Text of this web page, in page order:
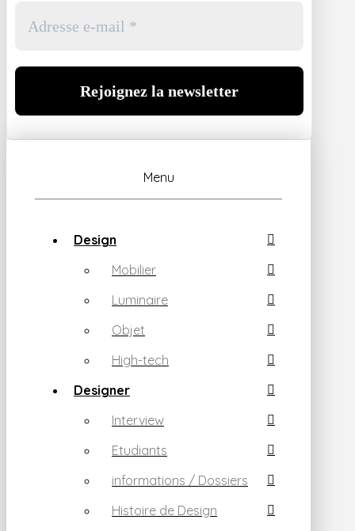
Menu
Design
Mobilier
Luminaire
Objet
High-tech
Designer
Interview
Etudiants
informations / Dossiers
Histoire de Design